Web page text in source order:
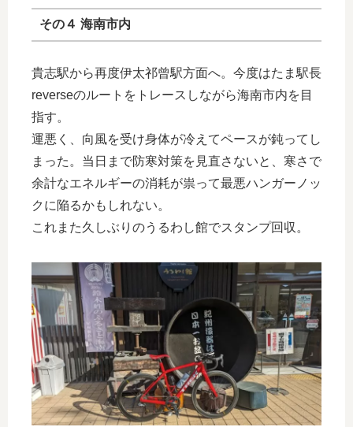
その４ 海南市内
貴志駅から再度伊太祁曾駅方面へ。今度はたま駅長
reverseのルートをトレースしながら海南市内を目
指す。
運悪く、向風を受け身体が冷えてペースが鈍ってし
まった。当日まで防寒対策を見直さないと、寒さで
余計なエネルギーの消耗が祟って最悪ハンガーノッ
クに陥るかもしれない。
これまた久しぶりのうるわし館でスタンプ回収。